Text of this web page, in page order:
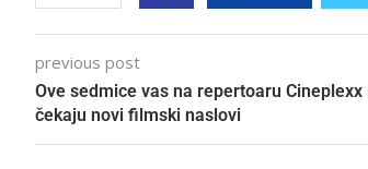
previous post
Ove sedmice vas na repertoaru Cineplexx
čekaju novi filmski naslovi